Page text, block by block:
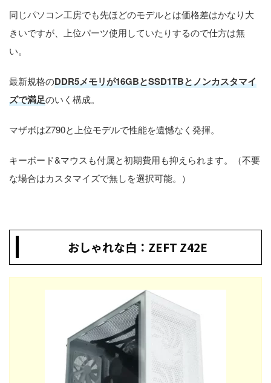
同じパソコン工房でも先ほどのモデルとは価格差はかなり大
きいですが、上位パーツ使用していたりするので仕方は無
い。
最新規格のDDR5メモリが16GBとSSD1TBとノンカスタマイ
ズで満足のいく構成。
マザボはZ790と上位モデルで性能を遺憾なく発揮。
キーボード&マウスも付属と初期費用も抑えられます。（不要
な場合はカスタマイズで無しを選択可能。）
おしゃれな白：ZEFT Z42E